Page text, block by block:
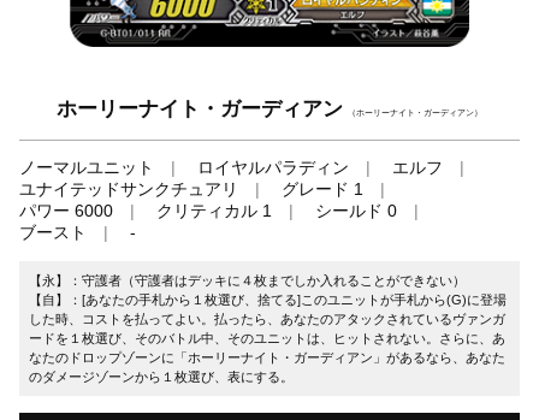
ホーリーナイト・ガーディアン （ホーリーナイト・ガーディアン）
ノーマルユニット ロイヤルパラディン
エルフ
ユナイテッドサンクチュアリ
グレード 1
パワー 6000
クリティカル 1
シールド 0
ブースト
-
【永】：守護者（守護者はデッキに４枚までしか入れることができない）
【自】：[あなたの手札から１枚選び、捨てる]このユニットが手札から(G)に登場
した時、コストを払ってよい。払ったら、あなたのアタックされているヴァンガ
ードを１枚選び、そのバトル中、そのユニットは、ヒットされない。さらに、あ
なたのドロップゾーンに「ホーリーナイト・ガーディアン」があるなら、あなた
のダメージゾーンから１枚選び、表にする。